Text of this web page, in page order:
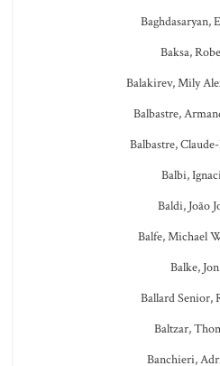
Baghdasaryan,
Baksa,
Balakirev, Mily
Balbastre,
Balbastre,
Balbi,
Baldi, João
Balfe, Michael
Balke, Jon
Ballard Senior,
Baltzar,
Banchieri,